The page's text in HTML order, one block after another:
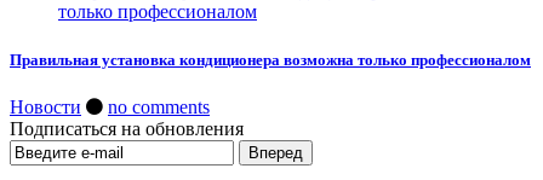
Правильная установка кондиционера возможна только профессионалом
Новости
no comments
Подписаться на обновления